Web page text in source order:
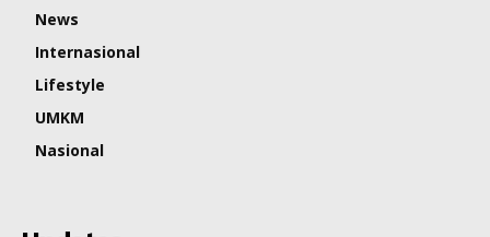
News
Internasional
Lifestyle
UMKM
Nasional